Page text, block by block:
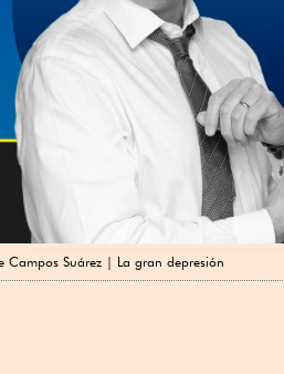
Campos Suárez | La gran depresión